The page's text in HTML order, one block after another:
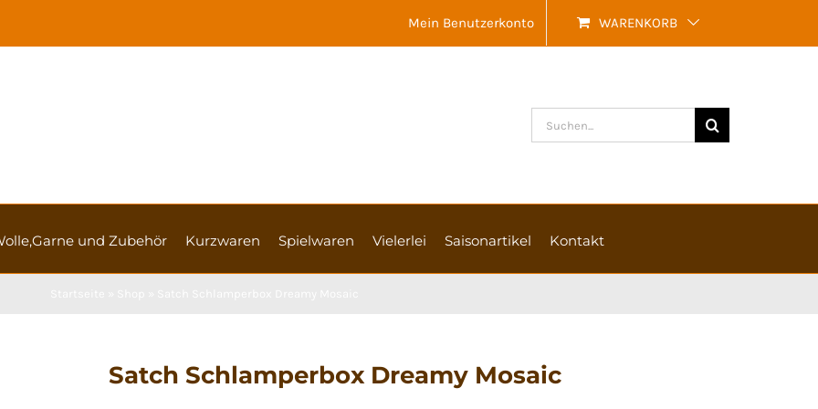
Mein Benutzerkonto WARENKORB
Suche
nach:
und Zubehör Kurzwaren Spielwaren Vielerlei Saisonartikel Kontakt
Satch Schlamperbox Dreamy Mosaic